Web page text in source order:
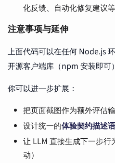
化反馈、自动化修复建议等
注意事项与延伸
上面代码可以在任何 Node.js
开源客户端库（npm 安装即可
你可以进一步扩展：
把页面截图作为额外评估
设计统一的体验契约描述
让 LLM 直接生成下一步
动）